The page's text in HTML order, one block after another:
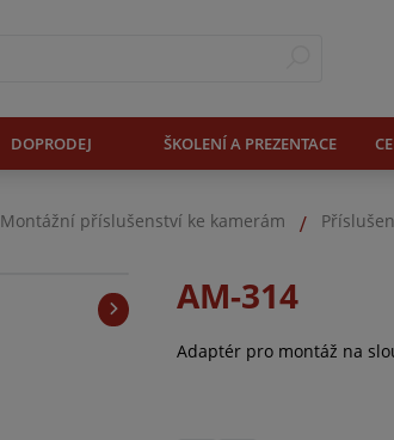
DOPRODEJ ŠKOLENÍ A PREZENTACE
Montážní příslušenství ke kamerám
AM-314
Adaptér pro montáž na